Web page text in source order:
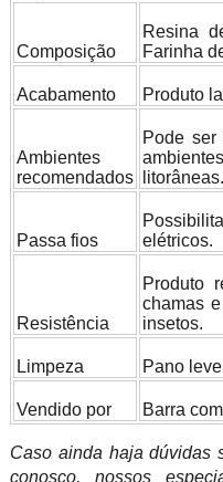
Composição
Resina
Farinha
Acabamento Produto
Ambientes
recomendados
Pode
litorâneas.
Passa fios
elétricos.
Resistência
Produto
chamas
insetos.
Limpeza Pano
Vendido por Barra
Caso ainda haja dúvidas
conosco, nossos